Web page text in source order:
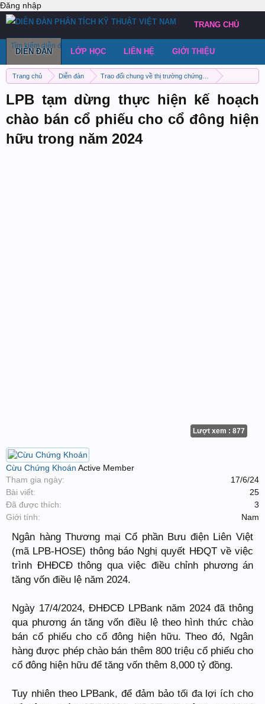
Đăng nhập
Trang chủ Diễn đàn
Trao đổi chung về thị trường chứng khoán Việt Nam
LPB tạm dừng thực hiện kế hoạch
chào bán cổ phiếu cho cổ đông hiện
hữu trong năm 2024
Lượt xem : 877
Cừu Chứng Khoán Active Member
Tham gia ngày:
17/6/24
Bài viết:
25
Đã được thích:
3
Giới tính:
Nam
Ngân hàng Thương mại Cổ phần Bưu điện Liên Việt
(mã LPB-HOSE) thông báo Nghị quyết HĐQT về việc
trình ĐHĐCĐ thông qua việc điều chỉnh phương án
tăng vốn điều lệ năm 2024.
Ngày 17/4/2024, ĐHĐCĐ LPBank năm 2024 đã thông
qua phương án tăng vốn điều lệ theo hình thức chào
bán cổ phiếu cho cổ đông hiện hữu. Theo đó, Ngân
hàng được phép chào bán thêm 800 triệu cổ phiếu cho
cổ đông hiện hữu để tăng vốn thêm 8,000 tỷ đồng.
Tuy nhiên theo LPBank, để đảm bảo tối đa lợi ích cho
TRANG CHỦ
DIỄN ĐÀN
Tìm kiếm diễn đàn Bài viết gần đây Đăng chủ đề
LỚP HỌC LIÊN HỆ GIỚI THIỆU